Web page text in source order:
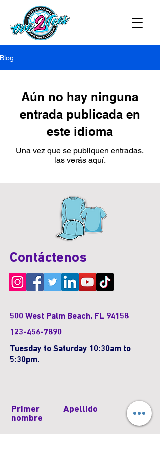
Blog
Aún no hay ninguna
entrada publicada en
este idioma
Una vez que se publiquen entradas,
las verás aquí.
Contáctenos
500 West Palm Beach, FL 94158
123-456-7890
Tuesday to Saturday 10:30am to
5:30pm.
Primer
nombre
Apellido